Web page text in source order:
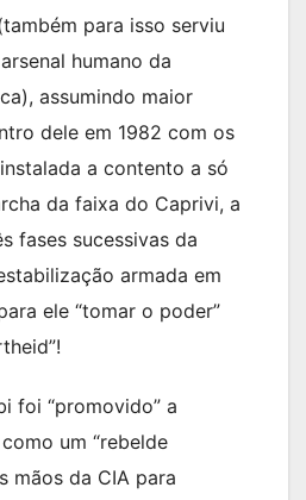
para isso serviu
humano da
assumindo maior
dele em 1982 com os
a contento a só
da faixa do Caprivi, a
fases sucessivas da
armada em
ele “tomar o poder”
foi “promovido” a
um “rebelde
mãos da CIA para